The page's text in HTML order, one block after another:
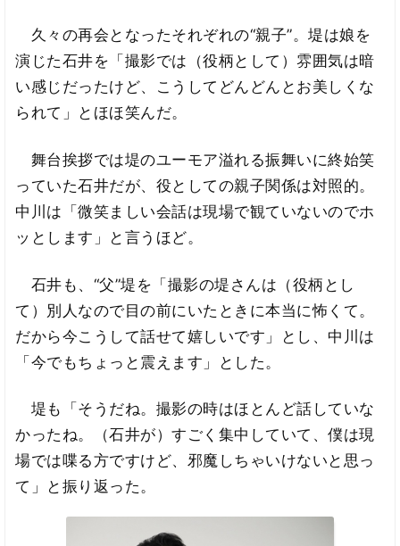
久々の再会となったそれぞれの“親子”。堤は娘を
演じた石井を「撮影では（役柄として）雰囲気は暗
い感じだったけど、こうしてどんどんとお美しくな
られて」とほほ笑んだ。
舞台挨拶では堤のユーモア溢れる振舞いに終始笑
っていた石井だが、役としての親子関係は対照的。
中川は「微笑ましい会話は現場で観ていないのでホ
ッとします」と言うほど。
石井も、“父”堤を「撮影の堤さんは（役柄とし
て）別人なので目の前にいたときに本当に怖くて。
だから今こうして話せて嬉しいです」とし、中川は
「今でもちょっと震えます」とした。
堤も「そうだね。撮影の時はほとんど話していな
かったね。（石井が）すごく集中していて、僕は現
場では喋る方ですけど、邪魔しちゃいけないと思っ
て」と振り返った。